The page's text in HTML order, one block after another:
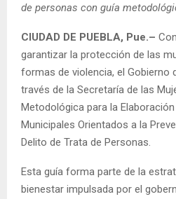
de personas con guía
CIUDAD DE PUEBLA, Pue.–
garantizar la protección de las
formas de violencia, el Gobierno
través de la Secretaría de las
Metodológica para la
Municipales Orientados a la
Delito de Trata de Personas.
Esta guía forma parte de la
bienestar impulsada por el